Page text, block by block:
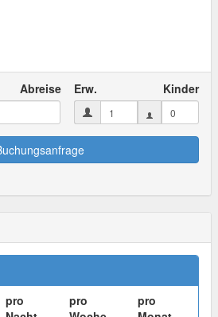
Abreise Erw. Kinder
pro
pro
pro